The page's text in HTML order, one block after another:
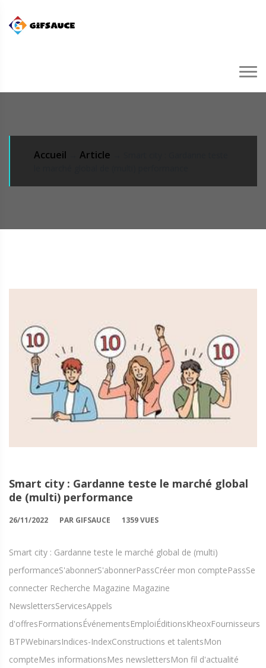
Accueil Article
Smart city : Gardanne teste le marché global
de (multi) performance
26/11/2022 PAR GIFSAUCE 1359 VUES
Smart city : Gardanne teste le marché global de (multi)
performanceS'abonnerS'abonnerPassCréer mon comptePassSe
connecter Recherche Magazine Magazine
NewslettersServicesAppels
d'offresFormationsÉvénementsEmploiÉditionsKheoxFournisseurs
BTPWebinarsIndices-IndexConstructions et talentsMon
compteMes informationsMes newslettersMon fil d'actualité